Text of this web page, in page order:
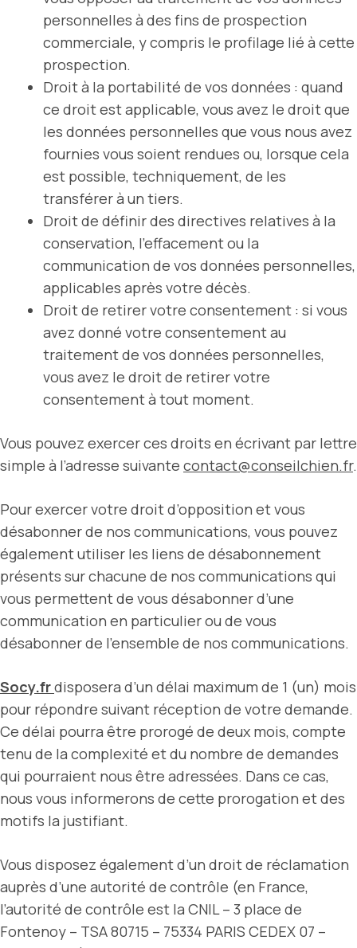
personnelles à des fins de prospection
commerciale, y compris le profilage lié à cette
prospection.
Droit à la portabilité de vos données : quand
ce droit est applicable, vous avez le droit que
les données personnelles que vous nous avez
fournies vous soient rendues ou, lorsque cela
est possible, techniquement, de les
transférer à un tiers.
Droit de définir des directives relatives à la
conservation, l’effacement ou la
communication de vos données personnelles,
applicables après votre décès.
Droit de retirer votre consentement : si vous
avez donné votre consentement au
traitement de vos données personnelles,
vous avez le droit de retirer votre
consentement à tout moment.
Vous pouvez exercer ces droits en écrivant par lettre
simple à l’adresse suivante contact@conseilchien.fr.
Pour exercer votre droit d’opposition et vous
désabonner de nos communications, vous pouvez
également utiliser les liens de désabonnement
présents sur chacune de nos communications qui
vous permettent de vous désabonner d’une
communication en particulier ou de vous
désabonner de l’ensemble de nos communications.
Socy.frdisposera d’un délai maximum de 1 (un) mois
pour répondre suivant réception de votre demande.
Ce délai pourra être prorogé de deux mois, compte
tenu de la complexité et du nombre de demandes
qui pourraient nous être adressées. Dans ce cas,
nous vous informerons de cette prorogation et des
motifs la justifiant.
Vous disposez également d’un droit de réclamation
auprès d’une autorité de contrôle (en France,
l’autorité de contrôle est la CNIL – 3 place de
Fontenoy – TSA 80715 – 75334 PARIS CEDEX 07 –